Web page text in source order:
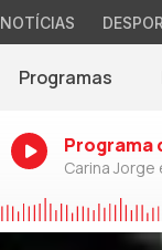
NOTÍCIAS
Programas
Programa
Carina Jorge